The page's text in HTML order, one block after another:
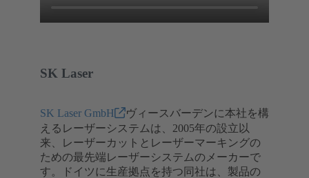
SK Laser
SK Laser GmbH
ヴィースバーデンに本社を構
えるレーザーシステムは、2005年の設立以
来、レーザーカットとレーザーマーキングの
ための最先端レーザーシステムのメーカーで
す。ドイツに生産拠点を持つ同社は、製品の